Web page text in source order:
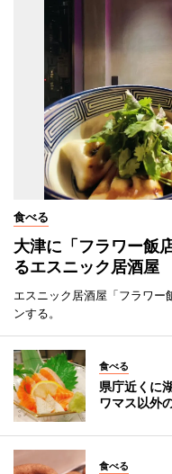
食べる
大津に「フラワー飯
るエスニック居酒屋
エスニック居酒屋「フラワ
ンする。
食べる
県庁近くに
ワマス以外
食べる